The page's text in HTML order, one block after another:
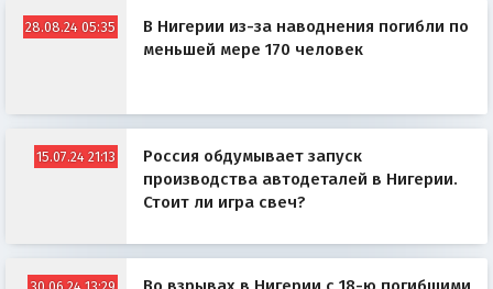
28.08.24 05:35
В Нигерии из-за наводнения погибли по
меньшей мере 170 человек
15.07.24 21:13
Россия обдумывает запуск
производства автодеталей в Нигерии.
Стоит ли игра свеч?
30.06.24 13:29